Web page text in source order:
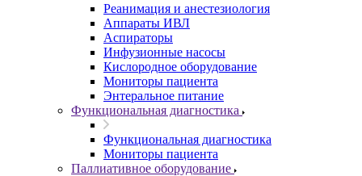
Реанимация и анестезиология
Аппараты ИВЛ
Аспираторы
Инфузионные насосы
Кислородное оборудование
Мониторы пациента
Энтеральное питание
Функциональная диагностика
Функциональная диагностика
Мониторы пациента
Паллиативное оборудование